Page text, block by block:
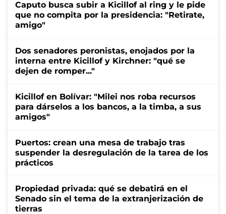
Caputo busca subir a Kicillof al ring y le pide
que no compita por la presidencia: "Retirate,
amigo"
Dos senadores peronistas, enojados por la
interna entre Kicillof y Kirchner: "qué se
dejen de romper..."
Kicillof en Bolívar: "Milei nos roba recursos
para dárselos a los bancos, a la timba, a sus
amigos"
Puertos: crean una mesa de trabajo tras
suspender la desregulación de la tarea de los
prácticos
Propiedad privada: qué se debatirá en el
Senado sin el tema de la extranjerización de
tierras